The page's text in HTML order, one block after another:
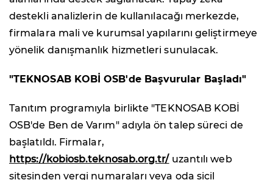
destekli analizlerin de kullanılacağı merkezde,
firmalara mali ve kurumsal yapılarını geliştirmeye
yönelik danışmanlık hizmetleri sunulacak.
"TEKNOSAB KOBİ OSB'de Başvurular Başladı"
Tanıtım programıyla birlikte "TEKNOSAB KOBİ
OSB'de Ben de Varım" adıyla ön talep süreci de
başlatıldı. Firmalar,
https://kobiosb.teknosab.org.tr/ uzantılı web
sitesinden vergi numaraları veya oda sicil